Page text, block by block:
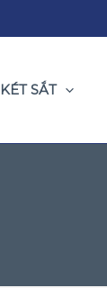
KÉT SẮT